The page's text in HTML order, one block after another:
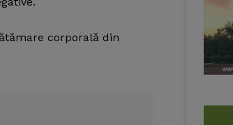
corporală din